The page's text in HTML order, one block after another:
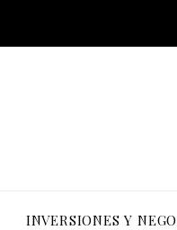
INVERSIONES Y